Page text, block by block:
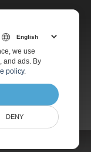
we use
and ads. By
policy.
DENY